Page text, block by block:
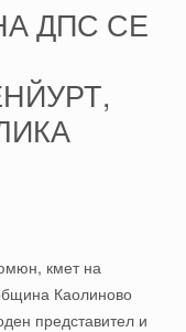
ДПС СЕ
кмет на
Каолиново
представител и